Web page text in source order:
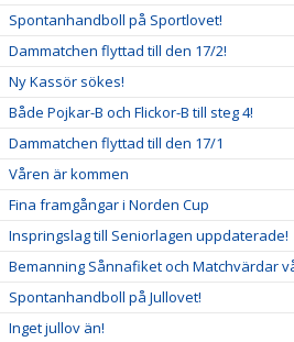
Spontanhandboll på Sportlovet!
Dammatchen flyttad till den 17/2!
Ny Kassör sökes!
Både Pojkar-B och Flickor-B till steg 4!
Dammatchen flyttad till den 17/1
Våren är kommen
Fina framgångar i Norden Cup
Inspringslag till Seniorlagen uppdaterade!
Bemanning Sånnafiket och Matchvärdar
Spontanhandboll på Jullovet!
Inget jullov än!